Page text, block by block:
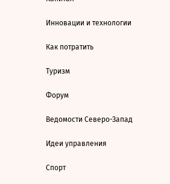
Инновации и технологии
Как потратить
Туризм
Форум
Ведомости Северо-Запад
Идеи управления
Спорт